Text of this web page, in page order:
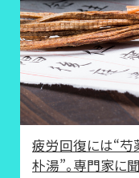
疲労回復には“芍
朴湯”。専門家に